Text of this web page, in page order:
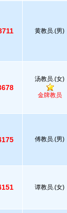
黄教员.(男)
汤教员.(女)
金牌教员
傅教员.(男)
谭教员.(女)